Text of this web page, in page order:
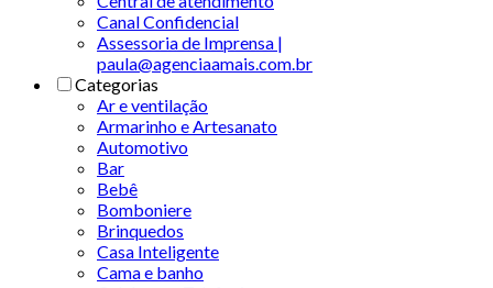
Canal Confidencial
Assessoria de Imprensa |
paula@agenciaamais.com.br
Categorias
Ar e ventilação
Armarinho e Artesanato
Automotivo
Bar
Bebê
Bomboniere
Brinquedos
Casa Inteligente
Cama e banho